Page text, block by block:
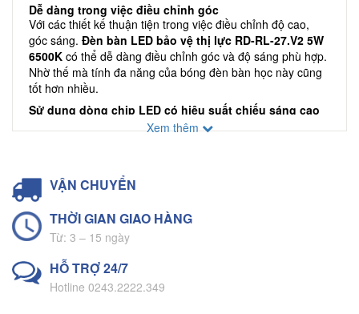
Dễ dàng trong việc điều chỉnh góc
Với các thiết kế thuận tiện trong việc điều chỉnh độ cao,
góc sáng. Đèn bàn LED bảo vệ thị lực RD-RL-27.V2 5W
6500K có thể dễ dàng điều chỉnh góc và độ sáng phù hợp.
Nhờ thế mà tính đa năng của bóng đèn bàn học này cũng
tốt hơn nhiều.
Sử dụng dòng chip LED có hiệu suất chiếu sáng cao
Rạng Đông đặc biệt sử dụng chip LED hiện đại, cho ra hiệu
vệ thị lực của quý khách.
Độ bền cao
Đèn bàn LED cảm ứng Rạng Đông là sản phẩm có độ bền
cao nhất trong các sản phẩm cùng phân khúc của hãng
khác. Độ bền ở việc được thiết kế cứng cáp và độ bền
trong khả năng chiếu sáng. Chính là hai điều mà nhiều
hãng khác chưa làm được.
Xem thêm
VẬN CHUYỂN
THỜI GIAN GIAO HÀNG
Từ: 3 – 15 ngày
HỖ TRỢ 24/7
Hotline 0243.2222.349